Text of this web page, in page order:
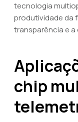
tecnologia
produtividade da
transparência e
chip